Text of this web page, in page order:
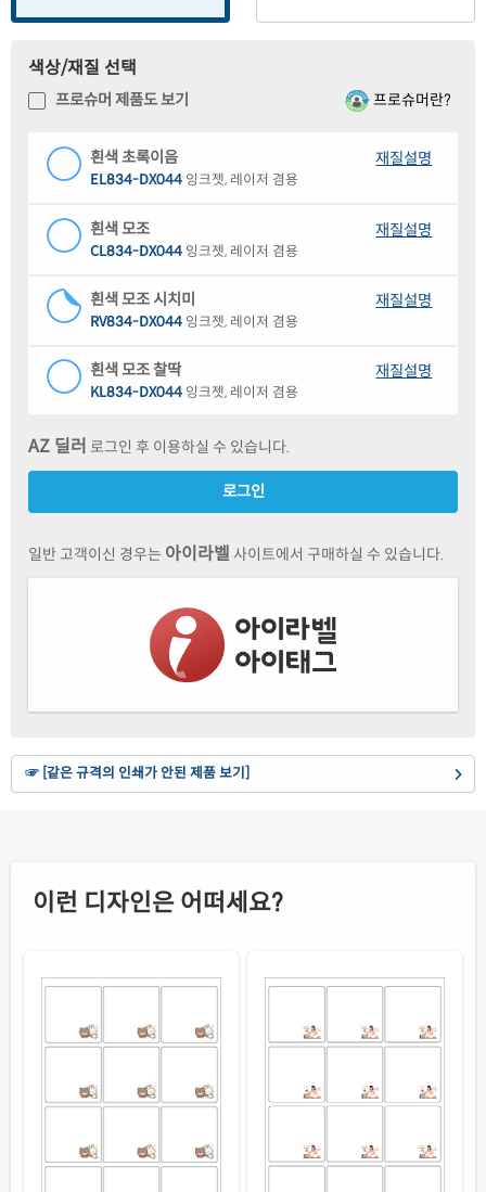
색상/재질 선택
프로슈머 제품도 보기 프로슈머란?
흰색 초록이음
EL834-DX044 잉크젯, 레이저 겸용
재질설명
흰색 모조
CL834-DX044 잉크젯, 레이저 겸용
재질설명
흰색 모조 시치미
RV834-DX044 잉크젯, 레이저 겸용
재질설명
흰색 모조 찰딱
KL834-DX044 잉크젯, 레이저 겸용
재질설명
하늘색 모조
연녹색 모조 재질설명
CL834P-DX044잉크젯, 레이저 겸용
연노란색 모조
CL834Y-DX044 잉크젯, 레이저 겸용
노란색 모조 재질설명
CJ834-DX044 잉크젯 전용
CJ834LU-DX044잉크젯 전용
RV834WU-DX044잉크젯 전용
재질설명
흰색 광택 방수 시치미 잉크젯
RV834LU-DX044잉크젯 전용
재질설명
AZ 딜러 로그인 후 이용하실 수 있습니다.
로그인
일반 고객이신 경우는 아이라벨 사이트에서 구매하실 수 있습니다.
☞ [같은 규격의 인쇄가 안된 제품 보기]
이런 디자인은 어떠세요?